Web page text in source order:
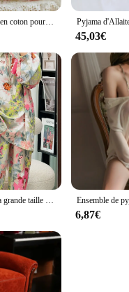
Ensemble de pyjama en coton pour femme, ensemble de pyjama féminin, chemise de nuit
45,03€
Ensembles de pyjama grande taille pour femmes, vêtements de nuit, surintendant ser
6,87€